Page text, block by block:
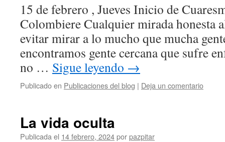
15 de febrero , Jueves Inicio de
Colombiere Cualquier mirada honesta
evitar mirar a lo mucho que mucha
encontramos gente cercana que sufre
no … Sigue leyendo →
Publicado en Publicaciones del blog | Deja un comentario
La vida oculta
Publicada el 14 febrero, 2024porpazpitar